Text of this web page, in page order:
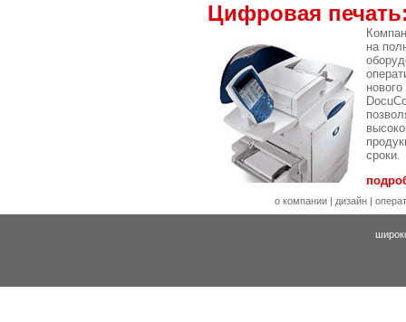
Цифровая
на
сроки.
о компании| дизайн|